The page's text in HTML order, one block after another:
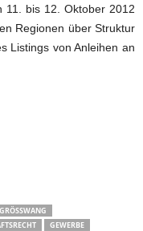
11. bis 12. Oktober 2012
Regionen über Struktur
Listings von Anleihen an
GEWERBE